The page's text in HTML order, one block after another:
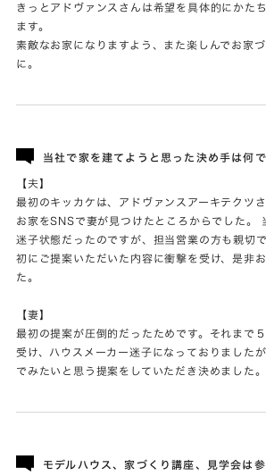
きっとアドヴァンスさんは希望を具体的にかた
ます。
素敵なお家になりますよう、また楽しんでお家
に。
当社で家を建てようと思った決め手は何で
【夫】
最初のキッカケは、アドヴァンスアーキテクツ
お家をSNSで妻が見つけたところからでした。
迷子状態だったのですが、担当営業の方も親切
初にご提案いただいた内容に衝撃を受け、是非
た。
【妻】
最初の提案が圧倒的だったためです。それまで
受け、ハウスメーカー迷子になっておりました
でみたいと思う提案をしていただき決めました。
モデルハウス、家づくり講座、見学会は